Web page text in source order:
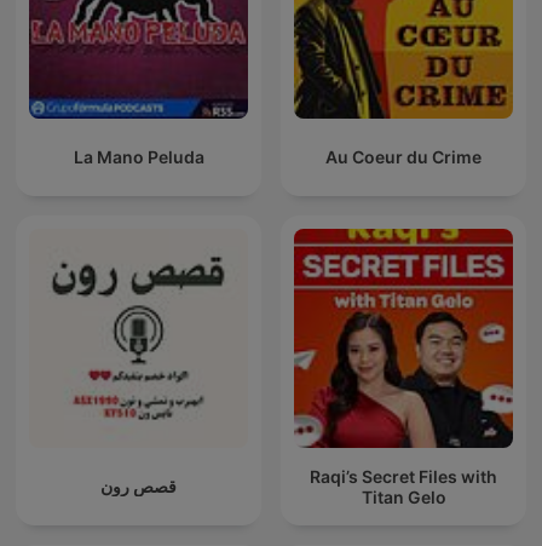
La Mano Peluda Au Coeur du Crime
قصص رون
Raqi’s Secret Files with
Titan Gelo